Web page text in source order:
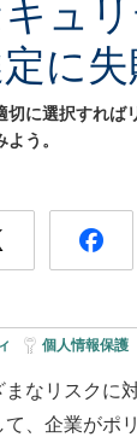
ステム
キュ
に失
に選択すれ
う。
個人情報保護
なリスクに
、企業がポ